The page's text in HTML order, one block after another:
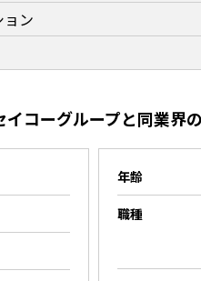
ョン
イコーグループと同業
年齢
職種